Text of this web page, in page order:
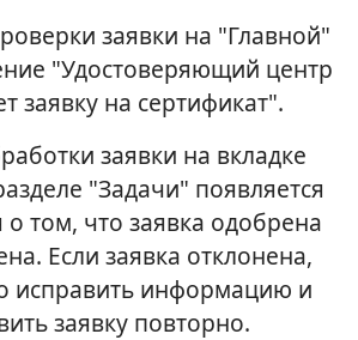
заявки на "Главной"
"Удостоверяющий центр
заявку на сертификат".
заявки на вкладке
"Задачи" появляется
том, что заявка одобрена
Если заявка отклонена,
исправить информацию и
заявку повторно.